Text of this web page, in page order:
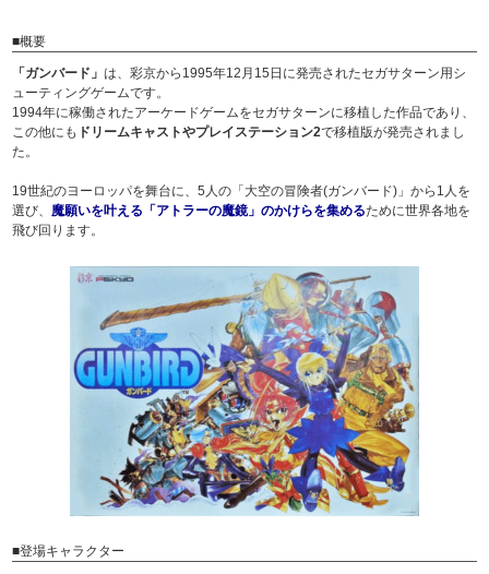
■概要
「ガンバード」は、彩京から1995年12月15日に発売されたセガサターン用シ
ューティングゲームです。
1994年に稼働されたアーケードゲームをセガサターンに移植した作品であり、
この他にも ドリームキャストやプレイステーション2で移植版が発売されまし
た。
19世紀のヨーロッパを舞台に、5人の「大空の冒険者(ガンバード)」から1人を
選び、 魔願いを叶える「アトラーの魔鏡」のかけらを集めるために世界各地を
飛び回ります。
■登場キャラクター